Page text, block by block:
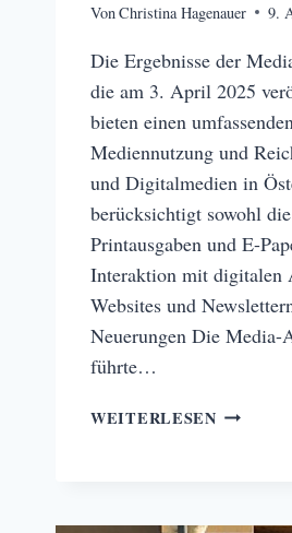
VonChristina Hagenauer 9.
Die Ergebnisse der
die am 3. April 2025
bieten einen
Mediennutzung und
und Digitalmedien in
berücksichtigt sowohl
Printausgaben und E-
Interaktion mit digitalen
Websites und
Neuerungen Die Media-
führte…
WEITERLESEN